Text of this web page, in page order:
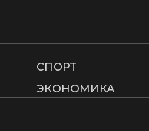
СПОРТ
ЭКОНОМИКА